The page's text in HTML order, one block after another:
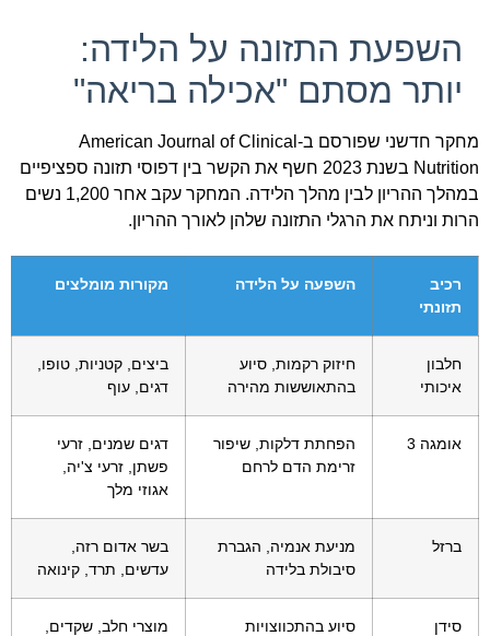
השפעת התזונה על הלידה:
יותר מסתם "אכילה בריאה"
מחקר חדשני שפורסם ב-American Journal of Clinical
Nutrition בשנת 2023 חשף את הקשר בין דפוסי תזונה ספציפיים
במהלך ההריון לבין מהלך הלידה. המחקר עקב אחר 1,200 נשים
הרות וניתח את הרגלי התזונה שלהן לאורך ההריון.
רכיב
תזונתי
השפעה על הלידה מקורות מומלצים
חלבון
איכותי
חיזוק רקמות, סיוע
בהתאוששות מהירה
ביצים, קטניות, טופו,
דגים, עוף
אומגה 3
הפחתת דלקות, שיפור
זרימת הדם לרחם
דגים שמנים, זרעי
פשתן, זרעי צ'יה,
אגוזי מלך
ברזל
מניעת אנמיה, הגברת
סיבולת בלידה
בשר אדום רזה,
עדשים, תרד, קינואה
סידן
סיוע בהתכווצויות
מוצרי חלב, שקדים,